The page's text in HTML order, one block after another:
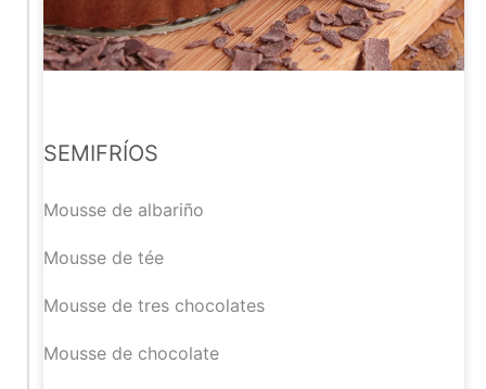
SEMIFRÍOS
Mousse de albariño
Mousse de tée
Mousse de tres chocolates
Mousse de chocolate